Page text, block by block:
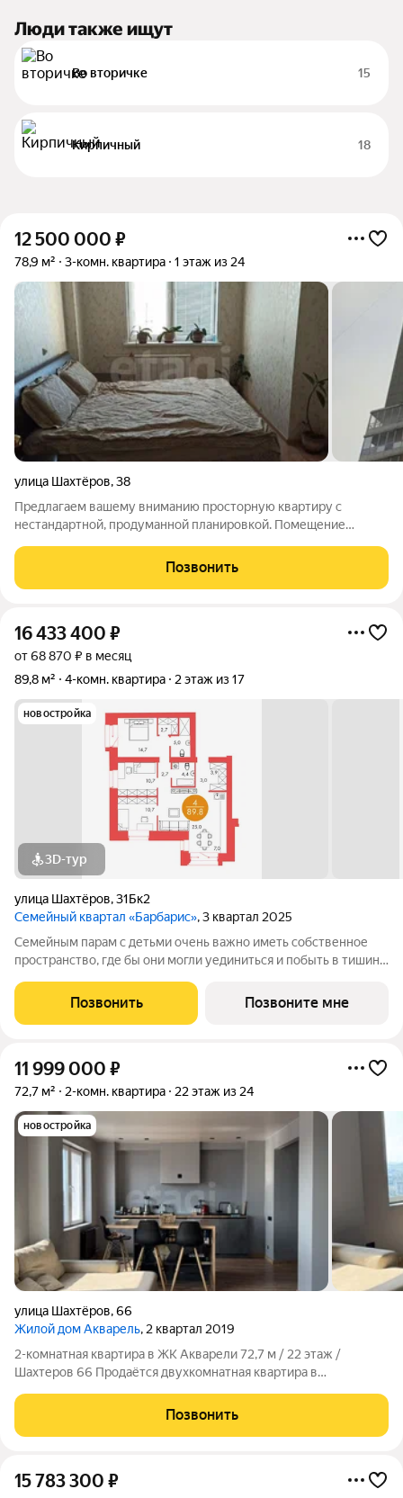
Люди также ищут
Во вторичке 15
Кирпичный 18
12 500 000 ₽
78,9 м² 3-комн. квартира 1 этаж из 24
улица Шахтёров,38
Предлагаем вашему вниманию просторную квартиру с
нестандартной, продуманной планировкой. Помещение
коммерческого использования. Преимущества квартиры:
Интересная, функциональная планировка 2
Позвонить
16 433 400 ₽
от 68 870 ₽ в месяц
89,8 м²
4-комн. квартира 2 этаж из 17
новостройка
3D-тур
улица Шахтёров,31Бк2
Семейный квартал «Барбарис», 3 квартал 2025
Семейным парам с детьми очень важно иметь собственное
пространство, где бы они могли уединиться и побыть в тишине
предусмотрена функциональная мастер-спальня с
собственным санузлом, гардеробной и
Позвонить Позвоните мне
11 999 000 ₽
72,7 м² 2-комн. квартира 22 этаж из 24
новостройка
улица Шахтёров,66
Жилой дом Акварель, 2 квартал 2019
2-комнатная квартира в ЖК Акварели 72,7 м / 22 этаж /
Шахтеров 66 Продаётся двухкомнатная квартира в
Шахтеров, 66). 22-й этаж из 23. Основные параметры: Общая
Позвонить
15 783 300 ₽